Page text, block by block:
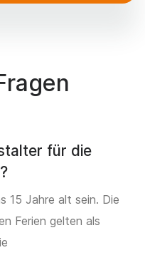
für die
15 Jahre alt sein. Die
Ferien gelten als